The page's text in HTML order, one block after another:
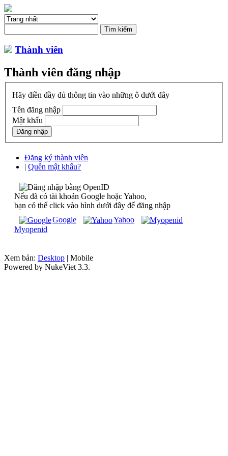
Thành viên
Thành viên đăng nhập
Hãy điền đầy đủ thông tin vào những ô dưới đây
Tên đăng nhập
Mật khẩu
Đăng ký thành viên
| Quên mật khẩu?
Nếu đã có tài khoản Google hoặc Yahoo,
bạn có thể click vào hình dưới đây để đăng nhập
Google
Yahoo
Myopenid
Xem bản: Desktop | Mobile
Powered by NukeViet 3.3.